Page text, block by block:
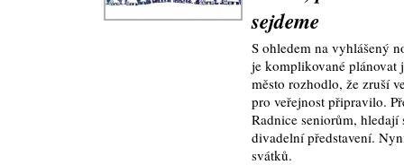
sejdeme
S ohledem na vyhlášený
je komplikované
město rozhodlo, že zruší
pro veřejnost připravilo.
Radnice seniorům,
divadelní představení.
svátků.